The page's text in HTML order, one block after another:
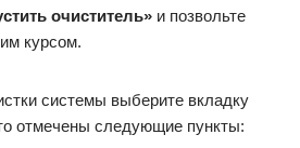
очиститель» и позвольте
курсом.
системы выберите вкладку
отмечены следующие пункты: